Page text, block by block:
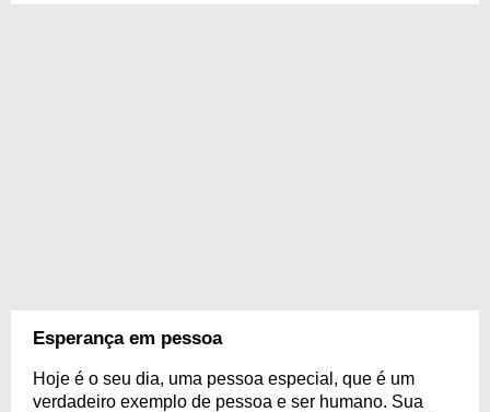
Esperança em pessoa
Hoje é o seu dia, uma pessoa especial, que é um
verdadeiro exemplo de pessoa e ser humano. Sua